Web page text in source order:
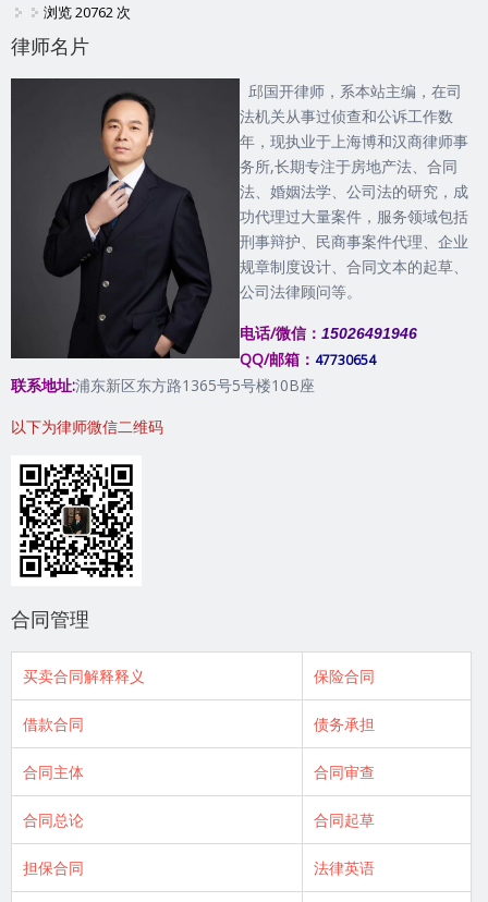
浏览 20762 次
律师名片
邱国开律师，系本站主编，在司
法机关从事过侦查和公诉工作数
年，现执业于上海博和汉商律师事
务所,长期专注于房地产法、合同
法、婚姻法学、公司法的研究，成
功代理过大量案件，服务领域包括
刑事辩护、民商事案件代理、企业
规章制度设计、合同文本的起草、
公司法律顾问等。
电话/微信： 15026491946
QQ/邮箱： 47730654
联系地址:浦东新区东方路1365号5号楼10B座
以下为律师微信二维码
合同管理
买卖合同解释释义 保险合同
借款合同 债务承担
合同主体 合同审查
合同总论 合同起草
担保合同 法律英语